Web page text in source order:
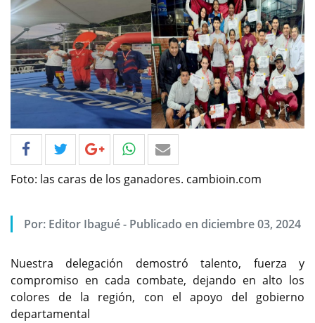
Foto: las caras de los ganadores. cambioin.com
Por: Editor Ibagué - Publicado en diciembre 03, 2024
Nuestra delegación demostró talento, fuerza y
compromiso en cada combate, dejando en alto los
colores de la región, con el apoyo del gobierno
departamental